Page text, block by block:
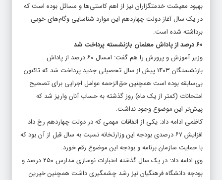
بهبود معیشت خدمتگزاران نیز از اهم کاستی‌ها و مسائل بوده است که
در یک سال آغاز دولت چهاردهم این موارد شناسایی وگام‌های خوبی
برداشته شده است.
۶۰ درصد از پاداش معلمان بازنشسته پرداخت شد
وزیر آموزش و پرورش را هم گفت: امسال ۶۰ درصد از پاداش
بازنشستگان ۱۴۰۳ پیش از سال تحصیلی جدید پرداخت شد که تاکنون
بی‌سابقه بوده است همچنین حق‌الزحمه عوامل اجرایی برای تصحیح
امتحانات (کمتر از یک ماه) روز گذشته به حساب آنان واریز شد که
پیش‌تر این موضوع وجود نداشت.
کاظمی ادامه داد: یکی از اتفاقات مهمی که در دولت چهاردهم رخ داد
افزایش ۶۷ درصدی بودجه این وزارتخانه نسبت به سال قبل از آن بود که
با حمایت سازمان برنامه و بودجه این موضوع رقم خورد.
وی ادامه داد: در یک سال گذشته اعتبارات نوسازی مدارس ۲۵۰ درصد و
بودجه دانشگاه فرهنگیان نیز رشد چشمگیری داشت همچنین خیرین